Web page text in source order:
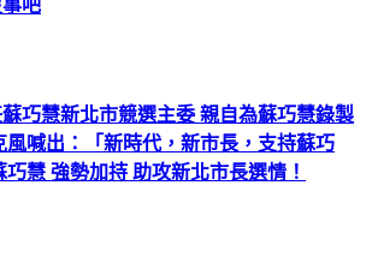
吧
巧慧新北市競選主委 親自為蘇巧慧錄製
風喊出：「新時代，新市長，支持蘇巧
慧 強勢加持 助攻新北市長選情！